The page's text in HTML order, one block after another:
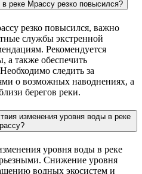
реке Мрассу резко повысился?
резко повысился, важно
службы экстренной
Рекомендуется
а также обеспечить
следить за
о возможных наводнениях, а
берегов реки.
изменения уровня воды в реке
уровня воды в реке
Снижение уровня
водных экосистем и